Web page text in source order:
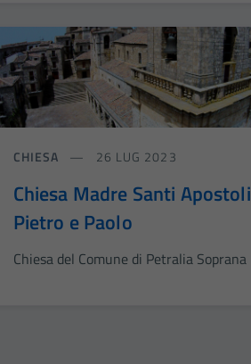
CHIESA 26 LUG 2023
Chiesa Madre Santi Apostoli
Pietro e Paolo
Chiesa del Comune di Petralia Soprana